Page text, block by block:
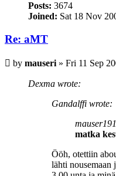
Posts: 3674
Joined: Sat 18 Nov
Re: aMT
Post
by mauseri » Fri 11 Sep
Dexma wrote:
Gandalffi wrote:
matka
Ööh, otettiin
lähti nousemaan